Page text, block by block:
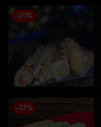
-20%
-33%